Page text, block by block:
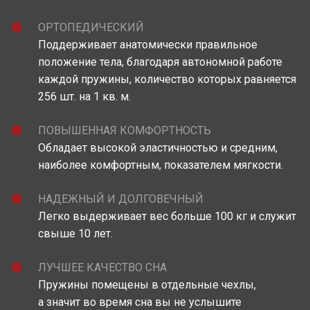
ОРТОПЕДИЧЕСКИЙ
Поддерживает анатомически правильное
положение тела, благодаря автономной работе
каждой пружины, количество которых равняется
256 шт. на 1 кв. м.
ПОВЫШЕННАЯ КОМФОРТНОСТЬ
Обладает высокой эластичностью и средним,
наиболее комфортным, показателем мягкости.
НАДЕЖНЫЙ И ДОЛГОВЕЧНЫЙ
Легко выдерживает вес больше 100 кг и служит
свыше 10 лет.
ЛУЧШЕЕ КАЧЕСТВО СНА
Пружины помещены в отдельные чехлы,
а значит во время сна вы не услышите